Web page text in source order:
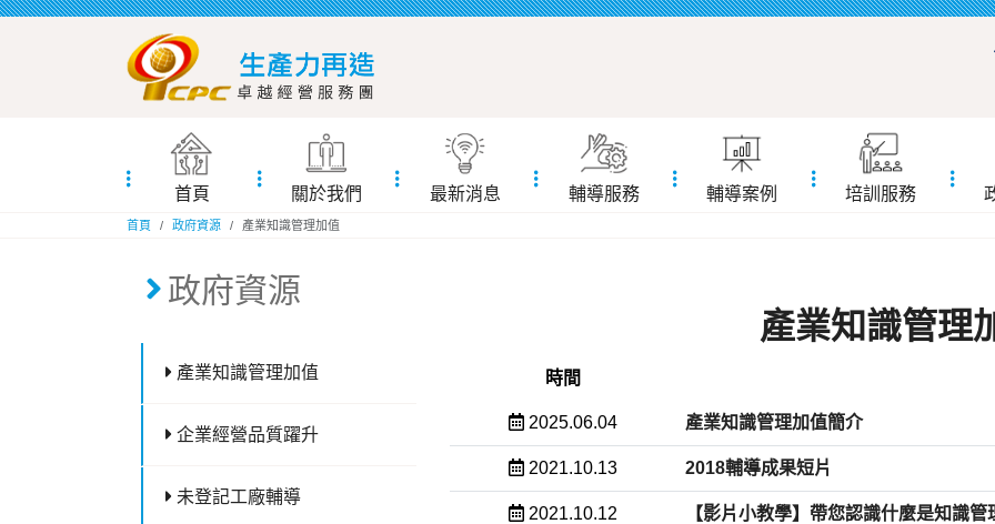
首頁 關於我們 最新消息 輔導服務 輔導案例 培訓服務
首頁 政府資源 產業知識管理加值
政府資源
產業知識管理加值
企業經營品質躍升
未登記工廠輔導
產業知識管理
時間
2025.06.04 產業知識管理加值簡介
2021.10.13 2018輔導成果短片
2021.10.12 【影片小教學】帶您認識什麼是知識管